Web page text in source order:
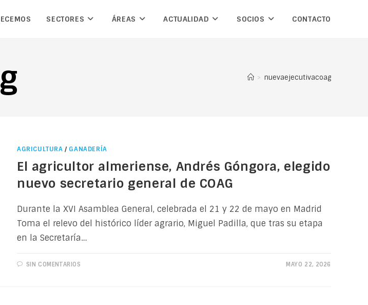
SECTORES ÁREAS ACTUALIDAD SOCIOS CONTACTO
> nuevaejecutivacoag
AGRICULTURA / GANADERÍA
El agricultor almeriense, Andrés Góngora, elegido
nuevo secretario general de COAG
Durante la XVI Asamblea General, celebrada el 21 y 22 de mayo en Madrid
Toma el relevo del histórico líder agrario, Miguel Padilla, que tras su etapa
en la Secretaría…
SIN COMENTARIOS MAYO 22, 2026